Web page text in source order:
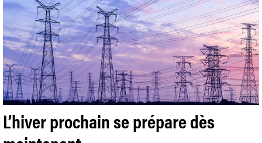
L’hiver prochain se prépare dès